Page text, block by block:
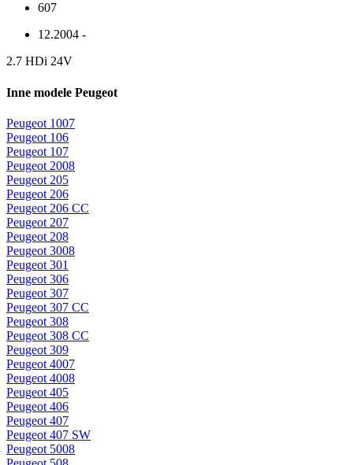
607
12.2004 -
2.7 HDi 24V
Inne modele Peugeot
Peugeot 1007
Peugeot 106
Peugeot 107
Peugeot 2008
Peugeot 205
Peugeot 206
Peugeot 206 CC
Peugeot 207
Peugeot 208
Peugeot 3008
Peugeot 301
Peugeot 306
Peugeot 307
Peugeot 307 CC
Peugeot 308
Peugeot 308 CC
Peugeot 309
Peugeot 4007
Peugeot 4008
Peugeot 405
Peugeot 406
Peugeot 407
Peugeot 407 SW
Peugeot 5008